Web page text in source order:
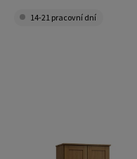
14-21 pracovní dní